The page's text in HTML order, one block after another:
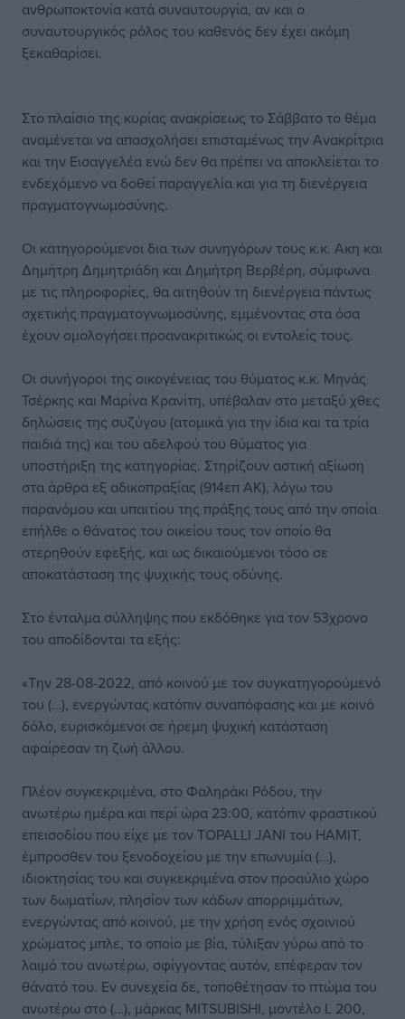
ανθρωποκτονία κατά συναυτουργία, αν και ο
συναυτουργικός ρόλος του καθενός δεν έχει ακόμη
ξεκαθαρίσει.
Στο πλαίσιο της κυρίας ανακρίσεως το Σάββατο το θέμα
αναμένεται να απασχολήσει επισταμένως την Ανακρίτρια
και την Εισαγγελέα ενώ δεν θα πρέπει να αποκλείεται το
ενδεχόμενο να δοθεί παραγγελία και για τη διενέργεια
πραγματογνωμοσύνης.
Οι κατηγορούμενοι δια των συνηγόρων τους κ.κ. Ακη και
Δημήτρη Δημητριάδη και Δημήτρη Βερβέρη, σύμφωνα
με τις πληροφορίες, θα αιτηθούν τη διενέργεια πάντως
σχετικής πραγματογνωμοσύνης, εμμένοντας στα όσα
έχουν ομολογήσει προανακριτικώς οι εντολείς τους.
Οι συνήγοροι της οικογένειας του θύματος κ.κ. Μηνάς
Τσέρκης και Μαρίνα Κρανίτη, υπέβαλαν στο μεταξύ χθες
δηλώσεις της συζύγου (ατομικά για την ίδια και τα τρία
παιδιά της) και του αδελφού του θύματος για
υποστήριξη της κατηγορίας. Στηρίζουν αστική αξίωση
στα άρθρα εξ αδικοπραξίας (914επ ΑΚ), λόγω του
παρανόμου και υπαιτίου της πράξης τους από την οποία
επήλθε ο θάνατος του οικείου τους τον οποίο θα
στερηθούν εφεξής, και ως δικαιούμενοι τόσο σε
αποκατάσταση της ψυχικής τους οδύνης.
Στο ένταλμα σύλληψης που εκδόθηκε για τον 53χρονο
του αποδίδονται τα εξής:
«Την 28-08-2022, από κοινού με τον συγκατηγορούμενό
του (…), ενεργώντας κατόπιν συναπόφασης και με κοινό
δόλο, ευρισκόμενοι σε ήρεμη ψυχική κατάσταση
αφαίρεσαν τη ζωή άλλου.
Πλέον συγκεκριμένα, στο Φαληράκι Ρόδου, την
ανωτέρω ημέρα και περί ώρα 23:00, κατόπιν φραστικού
επεισοδίου που είχε με τον TOPALLI JANΙ του ΗΑΜΙΤ,
έμπροσθεν του ξενοδοχείου με την επωνυμία (…),
ιδιοκτησίας του και συγκεκριμένα στον προαύλιο χώρο
των δωματίων, πλησίον των κάδων απορριμμάτων,
ενεργώντας από κοινού, με την χρήση ενός σχοινιού
χρώματος μπλε, το οποίο με βία, τύλιξαν γύρω από το
λαιμό του ανωτέρω, σφίγγοντας αυτόν, επέφεραν τον
θάνατό του. Εν συνεχεία δε, τοποθέτησαν το πτώμα του
ανωτέρω στο (…), μάρκας MITSUBISHI, μοντέλο L 200,